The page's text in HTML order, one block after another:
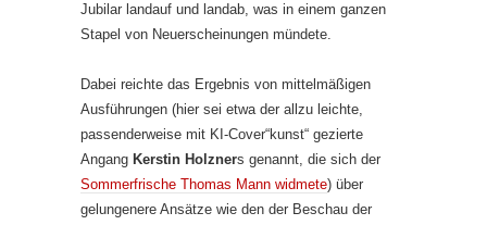
Jubilar landauf und landab, was in einem ganzen
Stapel von Neuerscheinungen mündete.
Dabei reichte das Ergebnis von mittelmäßigen
Ausführungen (hier sei etwa der allzu leichte,
passenderweise mit KI-Cover“kunst“ gezierte
Angang Kerstin Holzners genannt, die sich der
Sommerfrische Thomas Mann widmete) über
gelungenere Ansätze wie den der Beschau der